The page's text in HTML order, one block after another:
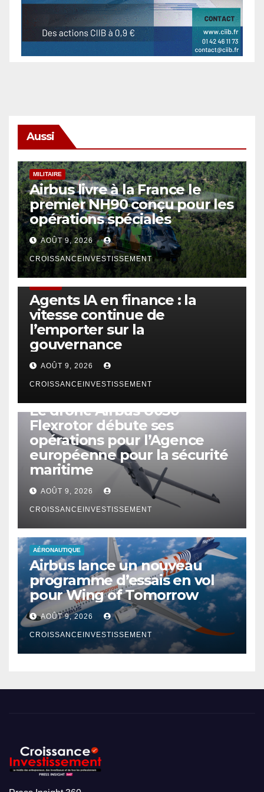
Aussi
MILITAIRE
Airbus livre à la France le
premier NH90 conçu pour les
opérations spéciales
AOÛT 9, 2026
CROISSANCEINVESTISSEMENT
Agents IA en finance : la
vitesse continue de
l’emporter sur la
gouvernance
AOÛT 9, 2026
CROISSANCEINVESTISSEMENT
Le drone Airbus U030
Flexrotor débute ses
opérations pour l’Agence
européenne pour la sécurité
maritime
AOÛT 9, 2026
CROISSANCEINVESTISSEMENT
AÉRONAUTIQUE
Airbus lance un nouveau
programme d’essais en vol
pour Wing of Tomorrow
AOÛT 9, 2026
CROISSANCEINVESTISSEMENT